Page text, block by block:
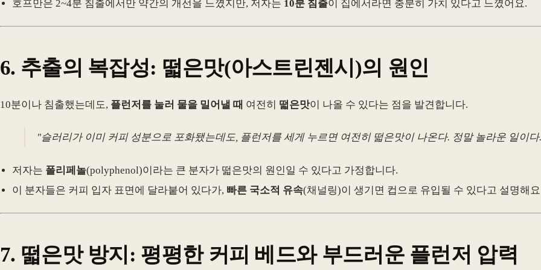
호프만은 2~4분 침출에서만 약간의 개선을 느꼈지만, 저자는 10분 침출이 집에서라면 충분히 가치 있다고 느꼈어요.
6. 추출의 복잡성: 떫은맛(아스트린젠시)의 원인
10분이나 침출했는데도, 플런저를 눌러 물을 밀어낼 때 여전히 떫은맛이 나올 수 있다는 점을 발견합니다.
"슬러리가 이미 커피 성분으로 포화됐는데도, 플런저를 세게 누르면 여전히 떫은맛이 나온다. 정말 놀라운 일이
저자는 폴리페놀(polyphenol)이라는 큰 분자가 떫은맛의 원인일 수 있다고 가정합니다.
이 분자들은 커피 입자 표면에 달라붙어 있다가, 빠른 국소적 유속(채널링)이 생기면 컵으로 유입될 수 있다고 설명해
7. 떫은맛 방지: 평평한 커피 베드와 부드러운 플런저 압력